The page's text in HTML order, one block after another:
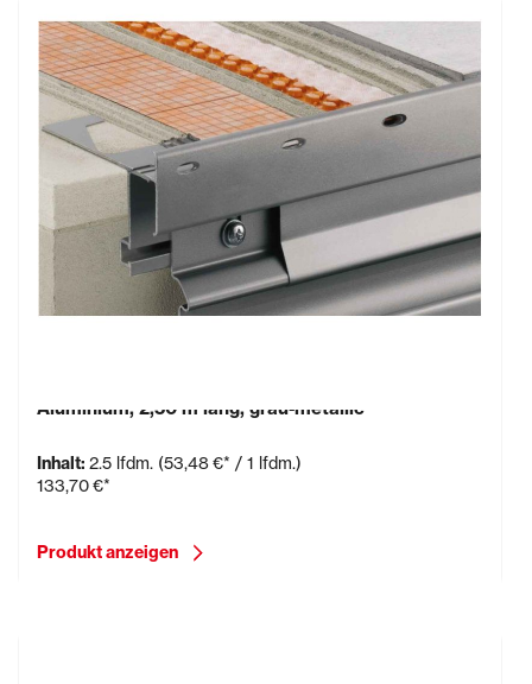
Aluminium, 2,50 m lang, grau-metallic
Inhalt: 2.5 lfdm. (53,48 €* / 1 lfdm.)
133,70 €*
Produkt anzeigen